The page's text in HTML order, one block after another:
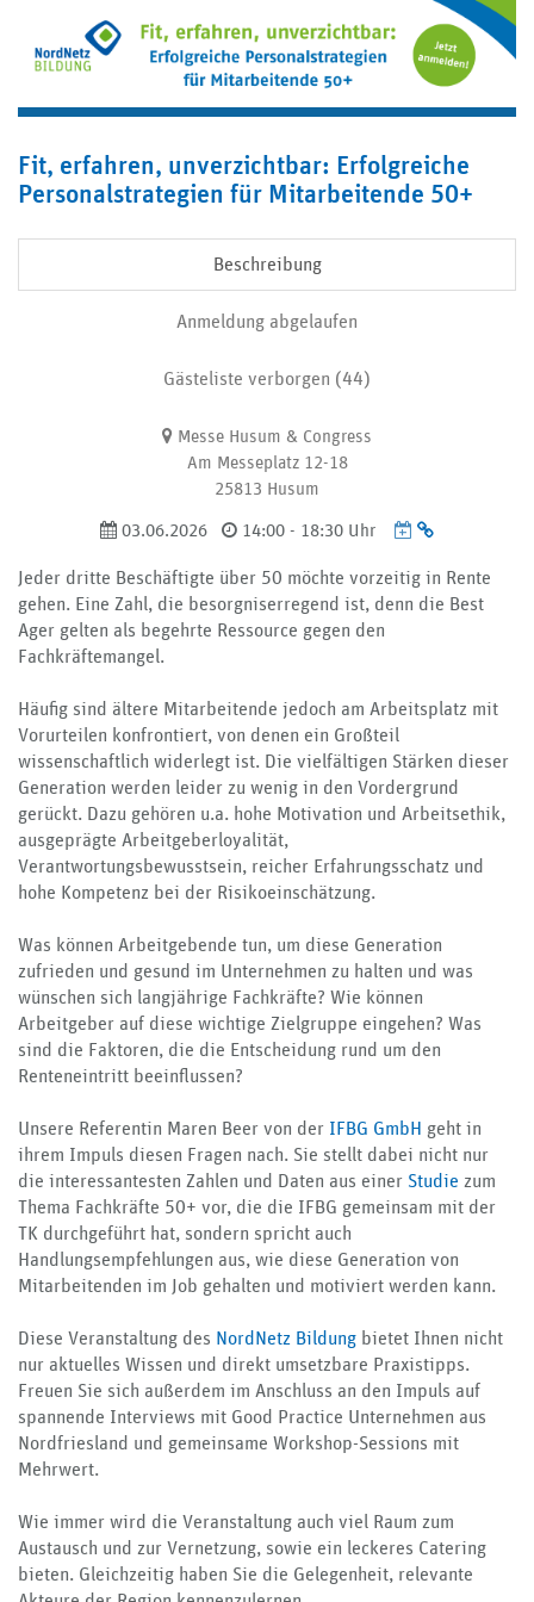
Fit, erfahren, unverzichtbar: Erfolgreiche
Personalstrategien für Mitarbeitende 50+
Beschreibung
Anmeldung abgelaufen
Gästeliste verborgen (44)
Messe Husum & Congress
Am Messeplatz 12-18
25813 Husum
03.06.2026 14:00 - 18:30 Uhr
Termin
kopieren
Jeder dritte Beschäftigte über 50 möchte vorzeitig in Rente
gehen. Eine Zahl, die besorgniserregend ist, denn die Best
Ager gelten als begehrte Ressource gegen den
Fachkräftemangel.
Häufig sind ältere Mitarbeitende jedoch am Arbeitsplatz mit
Vorurteilen konfrontiert, von denen ein Großteil
wissenschaftlich widerlegt ist. Die vielfältigen Stärken dieser
Generation werden leider zu wenig in den Vordergrund
gerückt. Dazu gehören u.a. hohe Motivation und Arbeitsethik,
ausgeprägte Arbeitgeberloyalität,
Verantwortungsbewusstsein, reicher Erfahrungsschatz und
hohe Kompetenz bei der Risikoeinschätzung.
Was können Arbeitgebende tun, um diese Generation
zufrieden und gesund im Unternehmen zu halten und was
wünschen sich langjährige Fachkräfte? Wie können
Arbeitgeber auf diese wichtige Zielgruppe eingehen? Was
sind die Faktoren, die die Entscheidung rund um den
Renteneintritt beeinflussen?
Unsere Referentin Maren Beer von der IFBG GmbH geht in
ihrem Impuls diesen Fragen nach. Sie stellt dabei nicht nur
die interessantesten Zahlen und Daten aus einer Studie zum
Thema Fachkräfte 50+ vor, die die IFBG gemeinsam mit der
TK durchgeführt hat, sondern spricht auch
Handlungsempfehlungen aus, wie diese Generation von
Mitarbeitenden im Job gehalten und motiviert werden kann.
Diese Veranstaltung des NordNetz Bildung bietet Ihnen nicht
nur aktuelles Wissen und direkt umsetzbare Praxistipps.
Freuen Sie sich außerdem im Anschluss an den Impuls auf
spannende Interviews mit Good Practice Unternehmen aus
Nordfriesland und gemeinsame Workshop-Sessions mit
Mehrwert.
Wie immer wird die Veranstaltung auch viel Raum zum
Austausch und zur Vernetzung, sowie ein leckeres Catering
bieten. Gleichzeitig haben Sie die Gelegenheit, relevante